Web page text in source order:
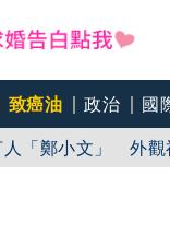
致癌油 政治 國
「鄭小文」 外觀
破億電商奇蹟！